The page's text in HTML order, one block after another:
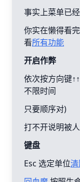
事实上菜单已
你实在懒得看
看所有功能
开启作弊
依次按方向键
不限时间
只要顺序对)
打不开说明被
键盘
Esc 选定单位